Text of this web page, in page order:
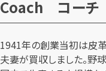
Coach コーチ
1941年の創業当初は皮革
夫妻が買収しました。野